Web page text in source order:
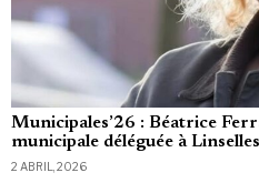
Municipales’26 : Béatrice
municipale déléguée à Linselles
2 ABRIL, 2026